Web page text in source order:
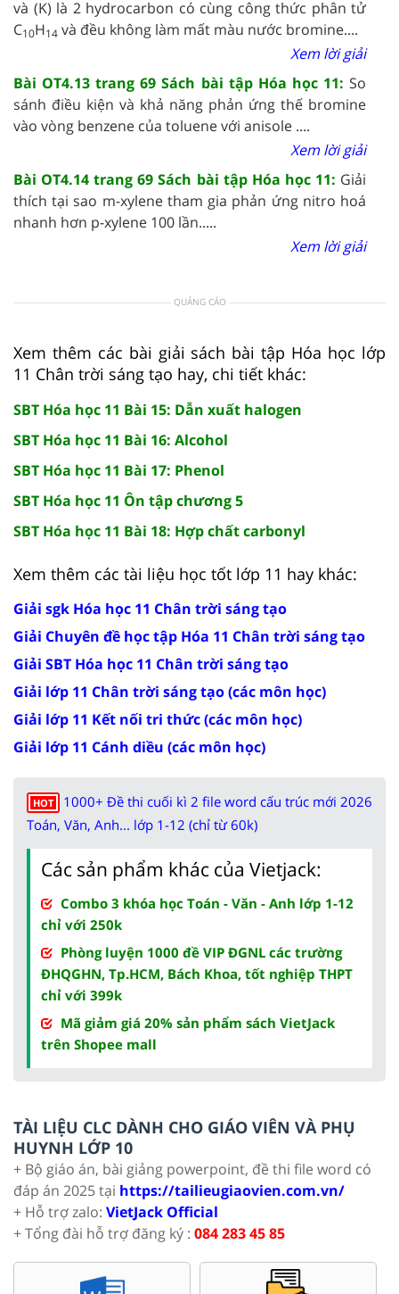
và (K) là 2 hydrocarbon có cùng công thức phân tử
C10H14 và đều không làm mất màu nước bromine....
Xem lời giải
Bài OT4.13 trang 69 Sách bài tập Hóa học 11: So
sánh điều kiện và khả năng phản ứng thế bromine
vào vòng benzene của toluene với anisole ....
Xem lời giải
Bài OT4.14 trang 69 Sách bài tập Hóa học 11: Giải
thích tại sao m-xylene tham gia phản ứng nitro hoá
nhanh hơn p-xylene 100 lần.....
Xem lời giải
QUẢNG CÁO
Xem thêm các bài giải sách bài tập Hóa học lớp
11 Chân trời sáng tạo hay, chi tiết khác:
SBT Hóa học 11 Bài 15: Dẫn xuất halogen
SBT Hóa học 11 Bài 16: Alcohol
SBT Hóa học 11 Bài 17: Phenol
SBT Hóa học 11 Ôn tập chương 5
SBT Hóa học 11 Bài 18: Hợp chất carbonyl
Xem thêm các tài liệu học tốt lớp 11 hay khác:
Giải sgk Hóa học 11 Chân trời sáng tạo
Giải Chuyên đề học tập Hóa 11 Chân trời sáng tạo
Giải SBT Hóa học 11 Chân trời sáng tạo
Giải lớp 11 Chân trời sáng tạo (các môn học)
Giải lớp 11 Kết nối tri thức (các môn học)
Giải lớp 11 Cánh diều (các môn học)
HOT
1000+ Đề thi cuối kì 2 file word cấu trúc mới 2026
Toán, Văn, Anh... lớp 1-12 (chỉ từ 60k)
Các sản phẩm khác của Vietjack:
Combo 3 khóa học Toán - Văn - Anh lớp 1-12
chỉ với 250k
Phòng luyện 1000 đề VIP ĐGNL các trường
ĐHQGHN, Tp.HCM, Bách Khoa, tốt nghiệp THPT
chỉ với 399k
Mã giảm giá 20% sản phẩm sách VietJack
trên Shopee mall
TÀI LIỆU CLC DÀNH CHO GIÁO VIÊN VÀ PHỤ
HUYNH LỚP 10
+ Bộ giáo án, bài giảng powerpoint, đề thi file word có
đáp án 2025 tại https://tailieugiaovien.com.vn/
+ Hỗ trợ zalo: VietJack Official
+ Tổng đài hỗ trợ đăng ký : 084 283 45 85